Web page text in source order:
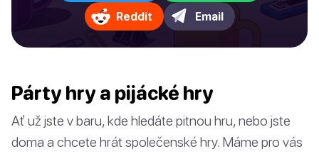
Reddit Email
Párty hry a pijácké hry
Ať už jste v baru, kde hledáte pitnou hru, nebo jste
doma a chcete hrát společenské hry. Máme pro vás